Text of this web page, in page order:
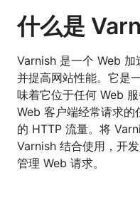
什么是
Varnish 是一个 Web
并提高网站性能。它是
味着它位于任何 Web
Web 客户端经常请求的
的 HTTP 流量。将
Varnish 结合使用，开
管理 Web 请求。